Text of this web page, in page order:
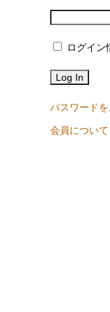
ログイン
パスワード
会員について